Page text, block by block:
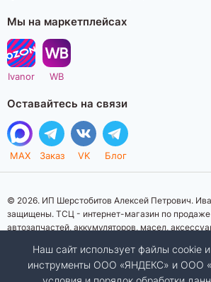
Мы на маркетплейсах
Ivanor WB
Оставайтесь на связи
MAX Заказ VK Блог
© 2026. ИП Шерстобитов Алексей Петрович.
защищены. ТСЦ - интернет-магазин по
автозапчастей, аккумуляторов, масел,
информационный характер. Представленная
стоимости, характеристик, фото, наличия на
Наш сайт использует файлы cookie
инструменты ООО «ЯНДЕКС» и ООО